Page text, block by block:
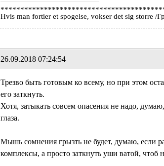
Hvis man fortier et spogelse, vokser det sig storre /
26.09.2018 07:24:54
Трезво быть готовым ко всему, но при этом
его заткнуть.
Хотя, затыкать совсем опасения не надо,
глаза.
Мышь сомнения грызть не будет, думаю, если
комплексы, а просто заткнуть уши ватой,